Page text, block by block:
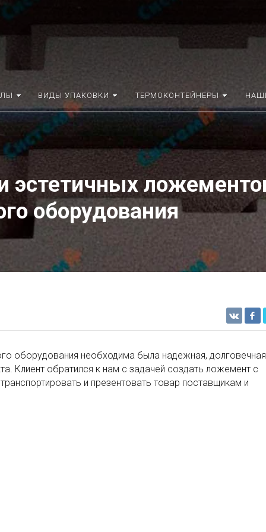
ВИДЫ УПАКОВКИ ТЕРМОКОНТЕЙНЕРЫ
эстетичных
оборудования
оборудования необходима была надежная,
Клиент обратился к нам с задачей создать ложемент с
и презентовать товар поставщикам и